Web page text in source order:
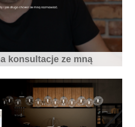
konsultacje ze mną